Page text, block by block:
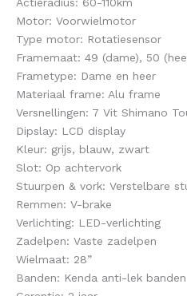
Motor: Voorwielmotor
Type motor: Rotatiesensor
Framemaat: 49 (dame), 50
Frametype: Dame en heer
Materiaal frame: Alu frame
Versnellingen: 7 Vit Shimano
Dipslay: LCD display
Kleur: grijs, blauw, zwart
Slot: Op achtervork
Stuurpen & vork: Verstelbare
Remmen: V-brake
Verlichting: LED-verlichting
Zadelpen: Vaste zadelpen
Wielmaat: 28”
Banden: Kenda anti-lek banden